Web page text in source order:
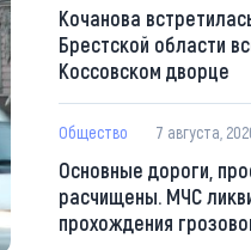
Кочанова
Брестской области
Коссовском дворце
Общество 7 августа,
Основные дороги,
расчищены. МЧС
прохождения